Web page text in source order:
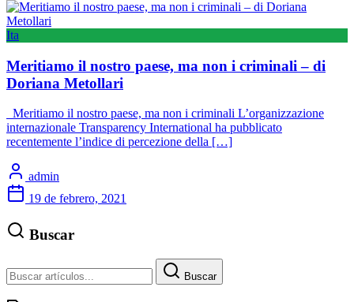
Ita
Meritiamo il nostro paese, ma non i criminali – di
Doriana Metollari
Meritiamo il nostro paese, ma non i criminali L’organizzazione
internazionale Transparency International ha pubblicato
recentemente l’indice di percezione della […]
admin
19 de febrero, 2021
Buscar
Buscar